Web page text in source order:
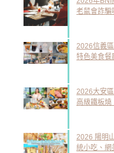
老鼠會詐騙
2026信義
特色美食餐
2026大安
高級鐵板燒
2026 陽明
統小吃、網